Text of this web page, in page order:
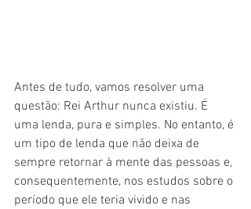
Antes de tudo, vamos resolver uma
questão: Rei Arthur nunca existiu. É
uma lenda, pura e simples. No entanto, é
um tipo de lenda que não deixa de
sempre retornar à mente das pessoas e,
consequentemente, nos estudos sobre o
período que ele teria vivido e nas